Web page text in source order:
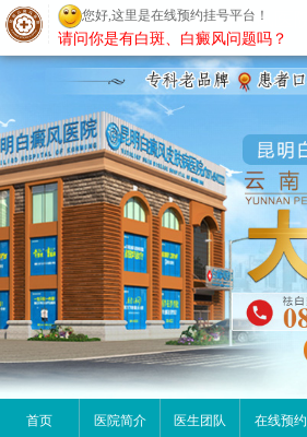
昆明白癜风医院
首页 医院简介 医生团队 在线预约
您好,这里是在线预约挂号平台！
请问你是有白斑、白癜风问题吗？